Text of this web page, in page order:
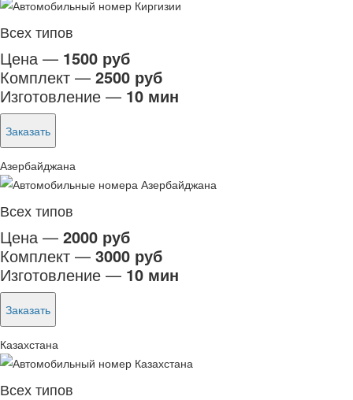
Всех типов
Цена — 1500 руб
Комплект — 2500 руб
Изготовление — 10 мин
Заказать
Азербайджана
Всех типов
Цена — 2000 руб
Комплект — 3000 руб
Изготовление — 10 мин
Заказать
Казахстана
Всех типов